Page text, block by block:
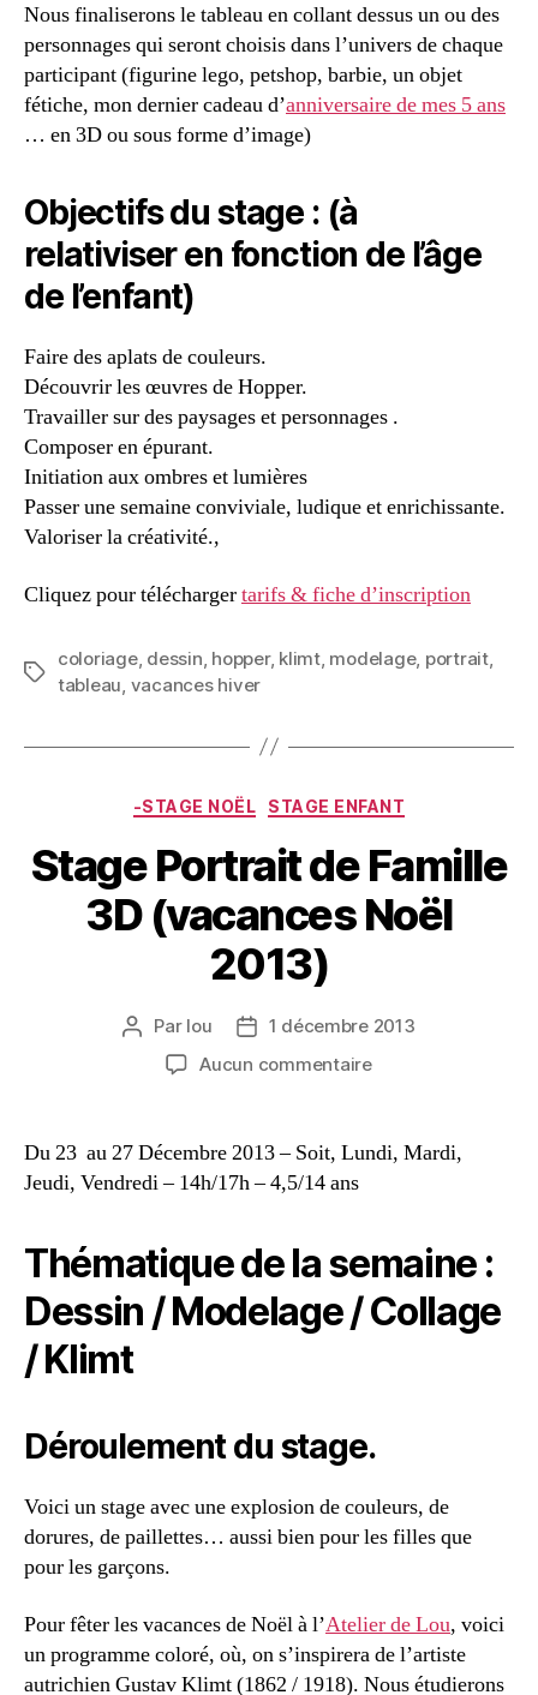
Nous finaliserons le tableau en collant dessus un ou des
personnages qui seront choisis dans l’univers de chaque
participant (figurine lego, petshop, barbie, un objet
fétiche, mon dernier cadeau d’anniversaire de mes 5 ans
… en 3D ou sous forme d’image)
Objectifs du stage : (à
relativiser en fonction de l’âge
de l’enfant)
Faire des aplats de couleurs.
Découvrir les œuvres de Hopper.
Travailler sur des paysages et personnages .
Composer en épurant.
Initiation aux ombres et lumières
Passer une semaine conviviale, ludique et enrichissante.
Valoriser la créativité.,
Cliquez pour téléchargertarifs & fiche d’inscription
coloriage, dessin hopper, klimt, modelage, portrait,
tableau vacances hiver
-STAGE NOËL STAGE ENFANT
Stage Portrait de Famille
3D (vacances Noël
2013)
Par lou
1 décembre 2013
Aucun commentaire
Du 23 au 27 Décembre 2013 – Soit, Lundi, Mardi,
Jeudi, Vendredi – 14h/17h – 4,5/14 ans
Thématique de la semaine :
Dessin / Modelage / Collage
/ Klimt
Déroulement du stage.
Voici un stage avec une explosion de couleurs, de
dorures, de paillettes… aussi bien pour les filles que
pour les garçons.
Pour fêter les vacances de Noël à l’Atelier de Lou, voici
un programme coloré, où, on s’inspirera de l’artiste
autrichien Gustav Klimt (1862 / 1918). Nous étudierons